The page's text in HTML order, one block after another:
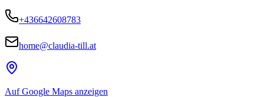
+436642608783
home@claudia-till.at
Auf Google Maps anzeigen